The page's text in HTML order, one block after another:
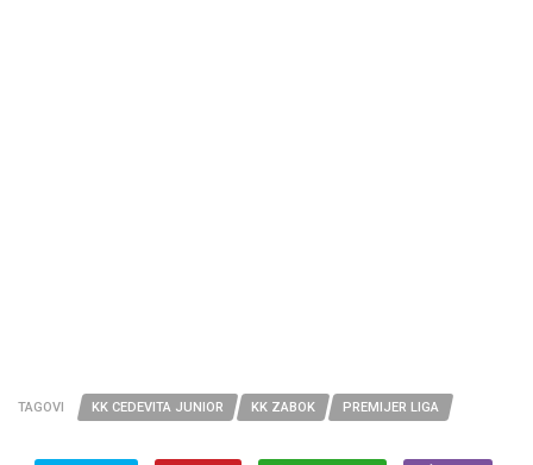
TAGOVI KK CEDEVITA JUNIOR KK ZABOK PREMIJER LIGA